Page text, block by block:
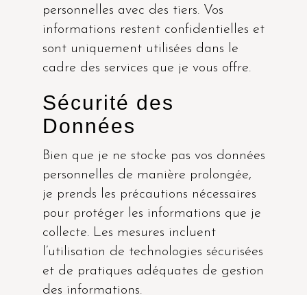
personnelles avec des tiers. Vos
informations restent confidentielles et
sont uniquement utilisées dans le
cadre des services que je vous offre.
Sécurité des
Données
Bien que je ne stocke pas vos données
personnelles de manière prolongée,
je prends les précautions nécessaires
pour protéger les informations que je
collecte. Les mesures incluent
l’utilisation de technologies sécurisées
et de pratiques adéquates de gestion
des informations.